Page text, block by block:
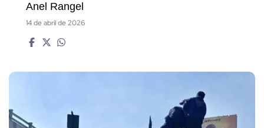
Anel Rangel
14 de abril de 2026